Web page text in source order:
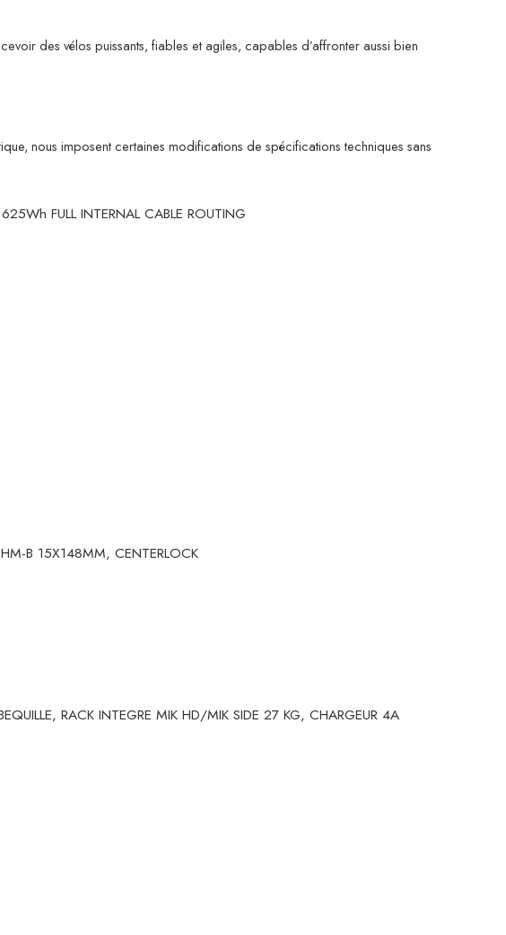
des vélos puissants, fiables et agiles, capables d’affronter aussi bien
nous imposent certaines modifications de spécifications techniques sans
FULL INTERNAL CABLE ROUTING
B 15X148MM, CENTERLOCK
RACK INTEGRE MIK HD/MIK SIDE 27 KG, CHARGEUR 4A